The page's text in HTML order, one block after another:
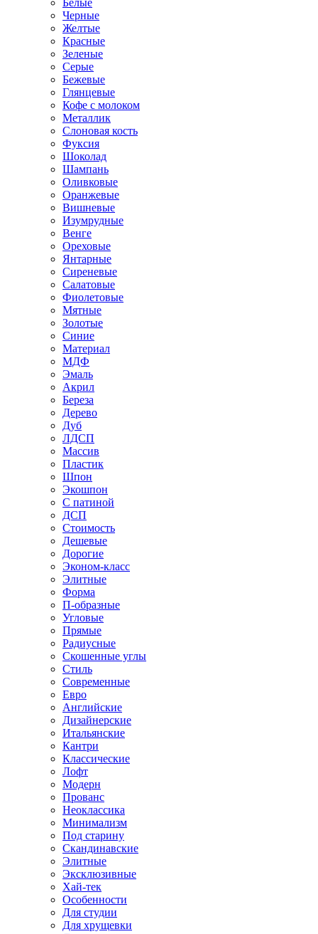
Белые
Черные
Желтые
Красные
Зеленые
Серые
Бежевые
Глянцевые
Кофе с молоком
Металлик
Слоновая кость
Фуксия
Шоколад
Шампань
Оливковые
Оранжевые
Вишневые
Изумрудные
Венге
Ореховые
Янтарные
Сиреневые
Салатовые
Фиолетовые
Мятные
Золотые
Синие
Материал
МДФ
Эмаль
Акрил
Береза
Дерево
Дуб
ЛДСП
Массив
Пластик
Шпон
Экошпон
С патиной
ДСП
Стоимость
Дешевые
Дорогие
Эконом-класс
Элитные
Форма
П-образные
Угловые
Прямые
Радиусные
Скошенные углы
Стиль
Современные
Евро
Английские
Дизайнерские
Итальянские
Кантри
Классические
Лофт
Модерн
Прованс
Неоклассика
Минимализм
Под старину
Скандинавские
Элитные
Эксклюзивные
Хай-тек
Особенности
Для студии
Для хрущевки